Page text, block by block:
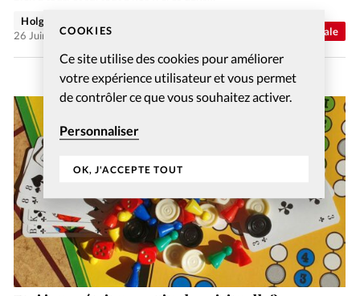
COOKIES
Ce site utilise des cookies pour améliorer
votre expérience utilisateur et vous permet
de contrôler ce que vous souhaitez activer.
Personnaliser
OK, J'ACCEPTE TOUT
Actualité internationale
Holger Wetjen
26 Juin 2026